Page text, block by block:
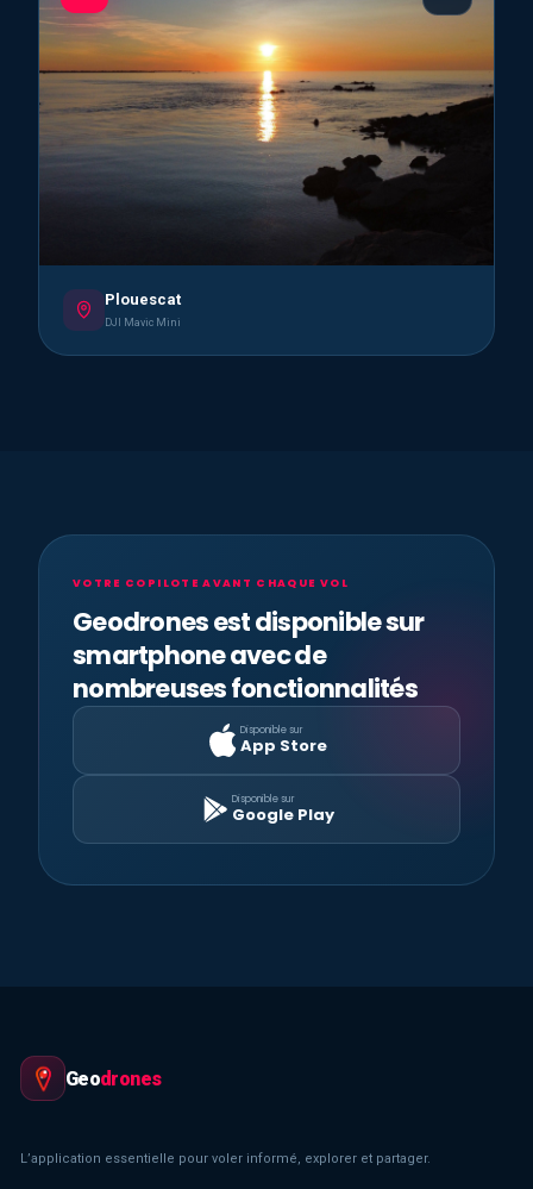
Plouescat
DJI Mavic Mini
VOTRE COPILOTE AVANT CHAQUE VOL
Geodrones est disponible sur
smartphone avec de
nombreuses fonctionnalités
Disponible sur
App Store
Disponible sur
Google Play
Geodrones
L’application essentielle pour voler informé, explorer et partager.